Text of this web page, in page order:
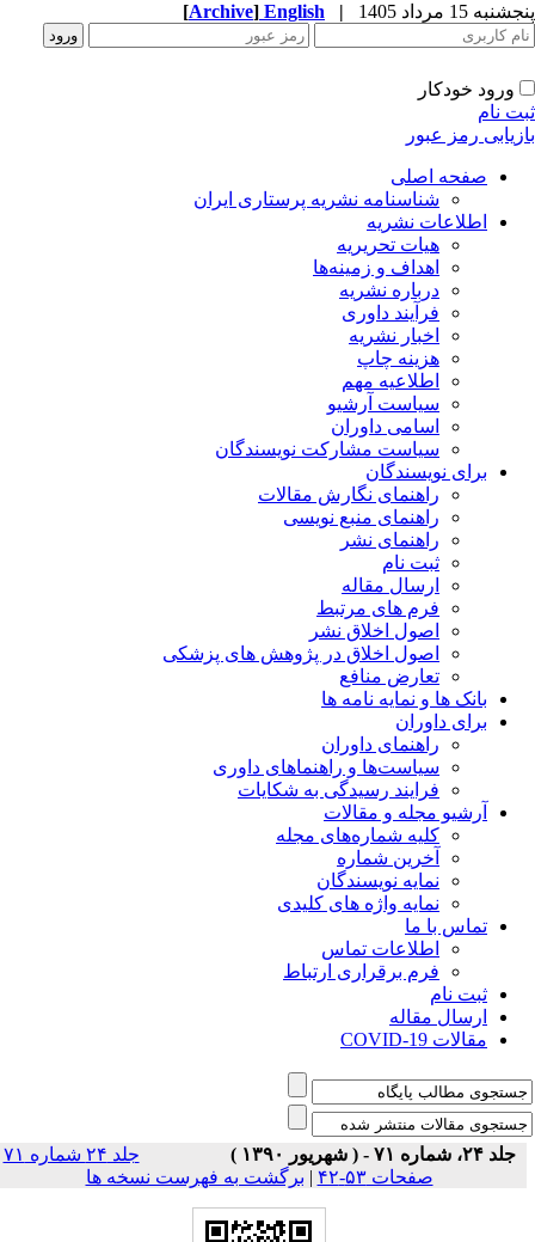
15 مرداد 1405 |
English
[Archive]
ورود خودکار
نام
رمز عبور
صفحه اصلی
شناسنامه نشریه پرستاری ایران
اطلاعات نشریه
هیات تحریریه
اهداف و زمینه‌ها
درباره نشریه
فرآیند داوری
اخبار نشریه
هزینه چاپ
اطلاعیه مهم
سیاست آرشیو
اسامی داوران
سیاست مشارکت نویسندگان
برای نویسندگان
راهنمای نگارش مقالات
راهنمای منبع نویسی
راهنمای نشر
ثبت نام
ارسال مقاله
فرم های مرتبط
اصول اخلاق نشر
اصول اخلاق در پژوهش های پزشکی
تعارض منافع
بانک ها و نمایه نامه ها
برای داوران
راهنمای داوران
سیاست‌ها و راهنماهای داوری
فرایند رسیدگی به شکایات
آرشیو مجله و مقالات
کلیه شماره‌های مجله
آخرین شماره
نمایه نویسندگان
نمایه واژه های کلیدی
تماس با ما
اطلاعات تماس
فرم برقراری ارتباط
ثبت نام
ارسال مقاله
مقالات COVID-19
جلد ۲۴، شماره ۷۱ - ( شهریور ۱۳۹۰ )
جلد ۲۴ شماره ۷۱
صفحات ۵۳-۴۲
|برگشت به فهرست نسخه ها